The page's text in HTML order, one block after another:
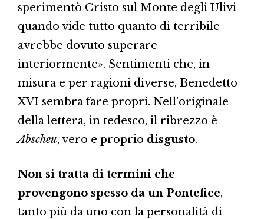
sperimentò Cristo sul Monte degli Ulivi
quando vide tutto quanto di terribile
avrebbe dovuto superare
interiormente». Sentimenti che, in
misura e per ragioni diverse, Benedetto
XVI sembra fare propri. Nell’originale
della lettera, in tedesco, il ribrezzo è
Abscheu, vero e proprio disgusto.
Non si tratta di termini che
provengono spesso da un Pontefice,
tanto più da uno con la personalità di